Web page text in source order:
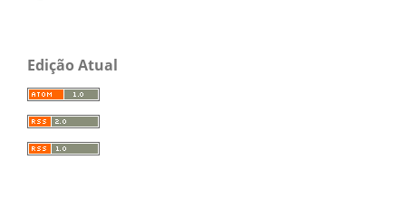
Edição Atual